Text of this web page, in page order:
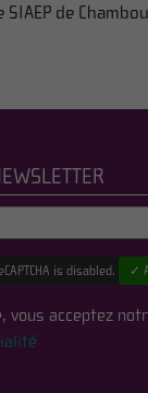
de
is disabled. ✓
vous acceptez